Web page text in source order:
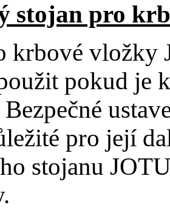
stojan pro
krbové vložky
pokud je
Bezpečné
pro její
stojanu